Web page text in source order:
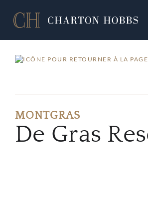
MONTGRAS
De Gras